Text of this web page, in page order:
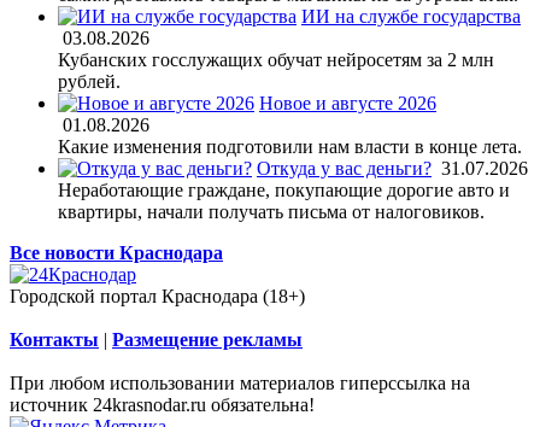
ИИ на службе государства
03.08.2026
Кубанских госслужащих обучат нейросетям за 2 млн
рублей.
Новое и августе 2026
01.08.2026
Какие изменения подготовили нам власти в конце лета.
Откуда у вас деньги? 31.07.2026
Неработающие граждане, покупающие дорогие авто и
квартиры, начали получать письма от налоговиков.
Все новости Краснодара
Городской портал Краснодара (18+)
Контакты | Размещение рекламы
При любом использовании материалов гиперссылка на
источник 24krasnodar.ru обязательна!